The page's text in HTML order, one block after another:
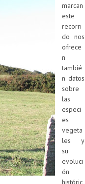
marcan
este
recorri
do nos
ofrece
n
tambié
n datos
sobre
las
especi
es
vegeta
les y
su
evoluci
ón
históric